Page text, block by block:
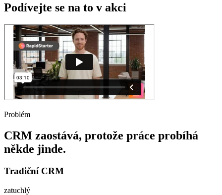
Podívejte se na to v akci
Problém
CRM zaostává, protože práce probíhá
někde jinde.
Tradiční CRM
zatuchlý